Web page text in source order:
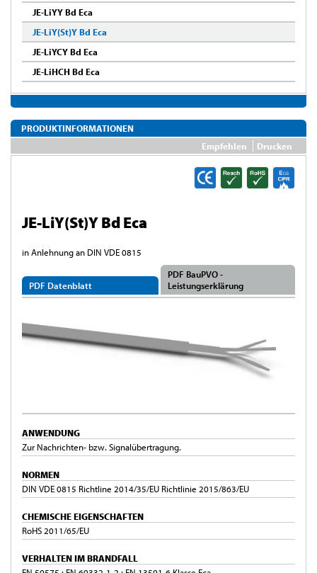
JE-LiYY Bd Eca
JE-LiY(St)Y Bd Eca
JE-LiYCY Bd Eca
JE-LiHCH Bd Eca
PRODUKTINFORMATIONEN
Empfehlen
Drucken
JE-LiY(St)Y Bd Eca
in Anlehnung an DIN VDE 0815
PDF Datenblatt
PDF BauPVO -
Leistungserklärung
ANWENDUNG
Zur Nachrichten- bzw. Signalübertragung.
NORMEN
DIN VDE 0815 Richtline 2014/35/EU Richtlinie 2015/863/EU
CHEMISCHE EIGENSCHAFTEN
RoHS 2011/65/EU
VERHALTEN IM BRANDFALL